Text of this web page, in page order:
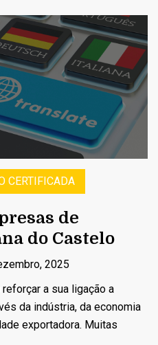
CERTIFICADA
de
do Castelo
2025
a sua ligação a
da indústria, da economia
exportadora. Muitas